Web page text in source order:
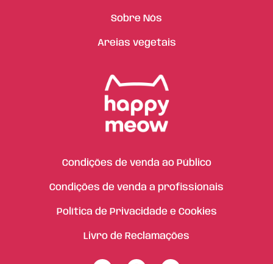
Sobre Nós
Areias vegetais
Condições de venda ao Público
Condições de venda a profissionais
Política de Privacidade e Cookies
Livro de Reclamações